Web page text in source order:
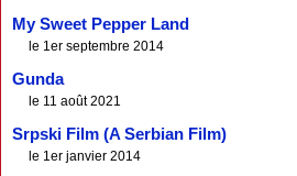
My Sweet Pepper Land
le 1er septembre 2014
Gunda
le 11 août 2021
Srpski Film (A Serbian Film)
le 1er janvier 2014